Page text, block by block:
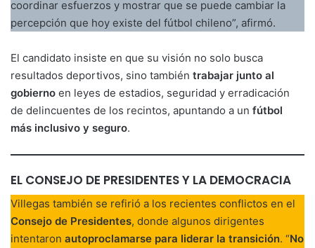
coordinar esfuerzos y mostrar que se puede cambiar la
percepción que hoy existe del fútbol chileno”, afirmó.
El candidato insiste en que su visión no solo busca
resultados deportivos, sino también trabajar junto al
gobierno en leyes de estadios, seguridad y erradicación
de delincuentes de los recintos, apuntando a un fútbol
más inclusivo y seguro.
EL CONSEJO DE PRESIDENTES Y LA DEMOCRACIA
Villegas también se refirió a los recientes conflictos en el
Consejo de Presidentes, donde algunos dirigentes
intentaron autoproclamarse para liderar la transición. “No